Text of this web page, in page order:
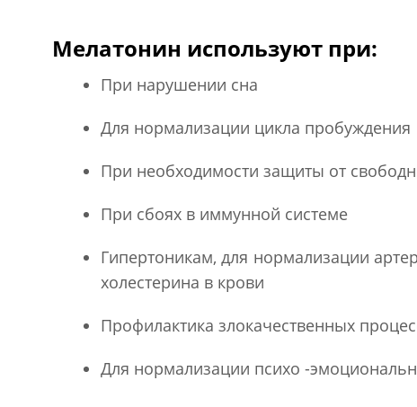
Мелатонин используют при:
При нарушении сна
Для нормализации цикла пробуждения
При необходимости защиты от
При сбоях в иммунной системе
Гипертоникам, для нормализации
холестерина в крови
Профилактика злокачественных
Для нормализации психо -